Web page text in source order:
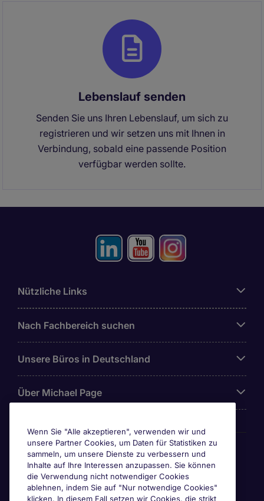
Lebenslauf senden
Senden Sie uns Ihren Lebenslauf, um sich zu
registrieren und wir setzen uns mit Ihnen in
Verbindung, sobald eine passende Position
verfügbar werden sollte.
Nützliche Links
Nach Fachbereich suchen
Unsere Büros in Deutschland
Über Michael Page
Awards & Zertifizierungen
Wenn Sie "Alle akzeptieren", verwenden wir und
unsere Partner Cookies, um Daten für Statistiken zu
sammeln, um unsere Dienste zu verbessern und
Inhalte auf Ihre Interessen anzupassen. Sie können
die Verwendung nicht notwendiger Cookies
ablehnen, indem Sie auf "Nur notwendige Cookies"
klicken. In diesem Fall setzen wir Cookies, die strikt